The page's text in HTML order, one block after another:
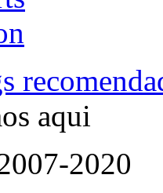
aqui
2020